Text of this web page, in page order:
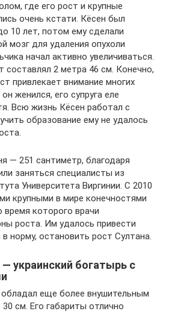
где его рост и крупные
очень кстати. Кёсен был
10 лет, потом ему сделали
мозг для удаления опухоли
начал активно увеличиваться.
составлял 2 метра 46 см. Конечно,
привлекает внимание многих
женился, его супруга еле
Всю жизнь Кёсен работал с
образование ему не удалось
— 251 сантиметр, благодаря
заняться специалисты из
Университета Виргинии. С 2010
крупными в мире конечностями
время которого врачи
роста. Им удалось привести
норму, остановить рост Султана.
украинский богатырь с
еще более внушительным
см. Его габариты отлично